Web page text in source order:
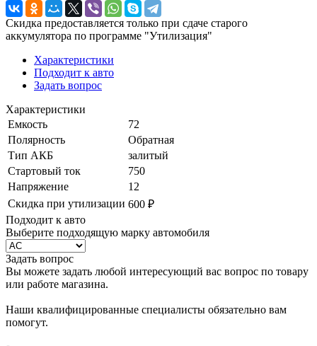
Скидка предоставляется только при сдаче старого
аккумулятора по программе "Утилизация"
Характеристики
Подходит к авто
Задать вопрос
Характеристики
Емкость
72
Полярность
Обратная
Тип АКБ
залитый
Стартовый ток
750
Напряжение
12
Скидка при утилизации 600 ₽
Подходит к авто
Выберите подходящую марку автомобиля
Задать вопрос
Вы можете задать любой интересующий вас вопрос по товару
или работе магазина.
Наши квалифицированные специалисты обязательно вам
помогут.